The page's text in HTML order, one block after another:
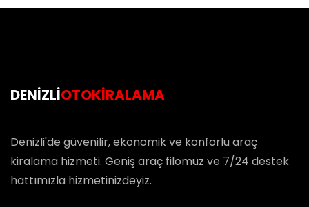
DENIZLIOTOKIRALAMA
Denizli'de güvenilir, ekonomik ve konforlu araç
kiralama hizmeti. Geniş araç filomuz ve 7/24 destek
hattımızla hizmetinizdeyiz.